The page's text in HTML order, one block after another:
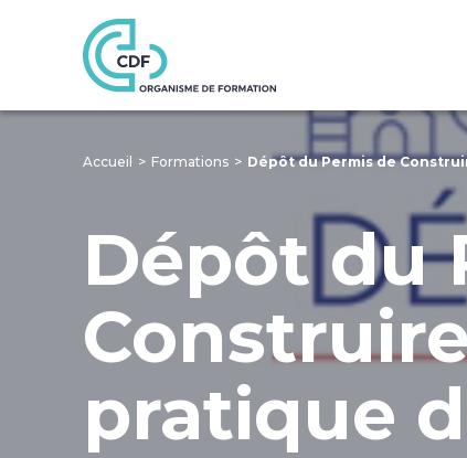
Accueil Formations Dépôt du Permis de
Dépôt du
pratique